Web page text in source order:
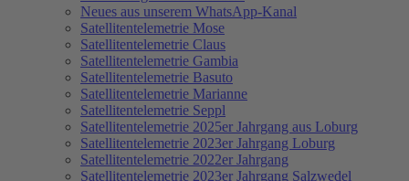
Neues aus unserem WhatsApp-Kanal
Satellitentelemetrie Mose
Satellitentelemetrie Claus
Satellitentelemetrie Gambia
Satellitentelemetrie Basuto
Satellitentelemetrie Marianne
Satellitentelemetrie Seppl
Satellitentelemetrie 2025er Jahrgang aus Loburg
Satellitentelemetrie 2023er Jahrgang Loburg
Satellitentelemetrie 2022er Jahrgang
Satellitentelemetrie 2023er Jahrgang Salzwedel